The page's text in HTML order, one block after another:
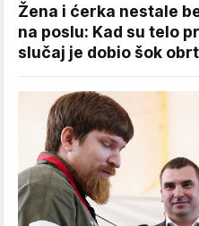
Žena i ćerka nestale
na poslu: Kad su telo
slučaj je dobio šok obrt